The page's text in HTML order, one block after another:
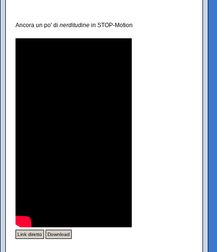
Ancora un po' di nerditudine in STOP-Motion
Link diretto Download